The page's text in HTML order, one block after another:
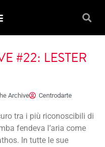
#22: LESTER
Archive Centrodarte
tra i più riconoscibili di
fendeva l’aria come
In tutte le sue